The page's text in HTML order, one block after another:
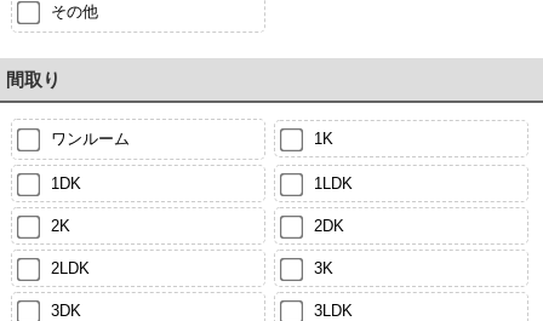
その他
間取り
ワンルーム 1K
1DK 1LDK
2K 2DK
2LDK 3K
3DK 3LDK